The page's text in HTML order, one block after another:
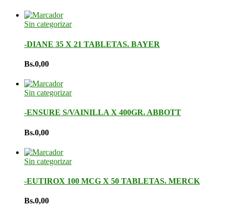
Sin categorizar
-DIANE 35 X 21 TABLETAS. BAYER
Bs.0,00
Sin categorizar
-ENSURE S/VAINILLA X 400GR. ABBOTT
Bs.0,00
Sin categorizar
-EUTIROX 100 MCG X 50 TABLETAS. MERCK
Bs.0,00